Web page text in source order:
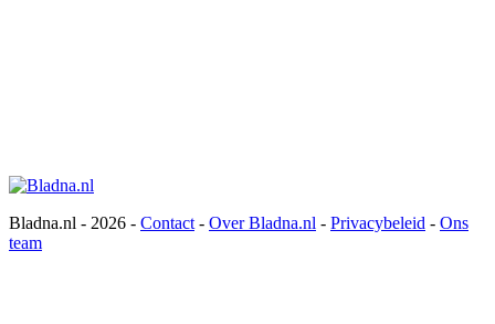
Bladna.nl - 2026 - Contact - Over Bladna.nl - Privacybeleid - Ons
team